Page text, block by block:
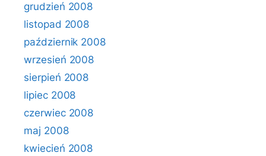
grudzień 2008
listopad 2008
październik 2008
wrzesień 2008
sierpień 2008
lipiec 2008
czerwiec 2008
maj 2008
kwiecień 2008